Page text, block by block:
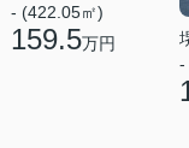
- (422.05㎡)
159.5万円
-